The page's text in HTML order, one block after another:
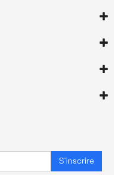
S'inscrire